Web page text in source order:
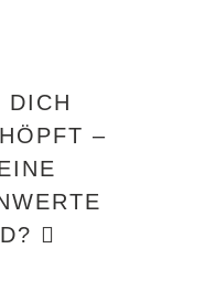
DICH
–
🫩